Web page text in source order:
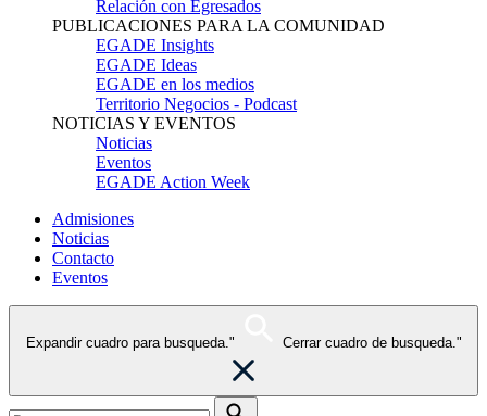
Relación con Egresados
PUBLICACIONES PARA LA COMUNIDAD
EGADE Insights
EGADE Ideas
EGADE en los medios
Territorio Negocios - Podcast
NOTICIAS Y EVENTOS
Noticias
Eventos
EGADE Action Week
Admisiones
Noticias
Contacto
Eventos
Expandir cuadro para busqueda." Cerrar cuadro de busqueda."